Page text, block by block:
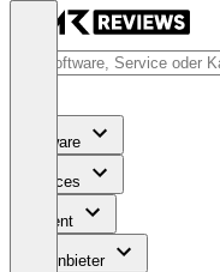
Software
Services
Content
Für Anbieter